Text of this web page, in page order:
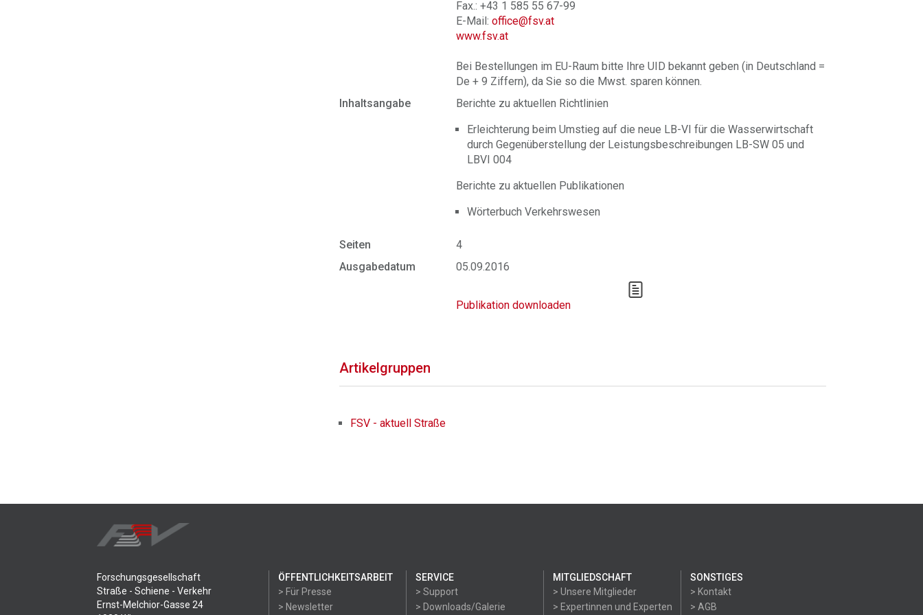
Fax.: +43 1 585 55 67-99
E-Mail:office@fsv.at
www.fsv.at
Bei Bestellungen im EU-Raum bitte Ihre UID bekannt geben (in Deutschland =
De + 9 Ziffern), da Sie so die Mwst. sparen können.
Inhaltsangabe
Berichte zu aktuellen Richtlinien
Erleichterung beim Umstieg auf die neue LB-VI für die Wasserwirtschaft
durch Gegenüberstellung der Leistungsbeschreibungen LB-SW 05 und
LBVI 004
Berichte zu aktuellen Publikationen
Wörterbuch Verkehrswesen
Seiten
4
Ausgabedatum
05.09.2016
Publikation downloaden
Artikelgruppen
FSV - aktuell Straße
Forschungsgesellschaft
Straße - Schiene - Verkehr
Ernst-Melchior-Gasse 24
ÖFFENTLICHKEITSARBEIT
> Für Presse
> Newsletter
SERVICE
> Support
> Downloads/Galerie
MITGLIEDSCHAFT
> Unsere Mitglieder
> Expertinnen und Experten
SONSTIGES
> Kontakt
> AGB